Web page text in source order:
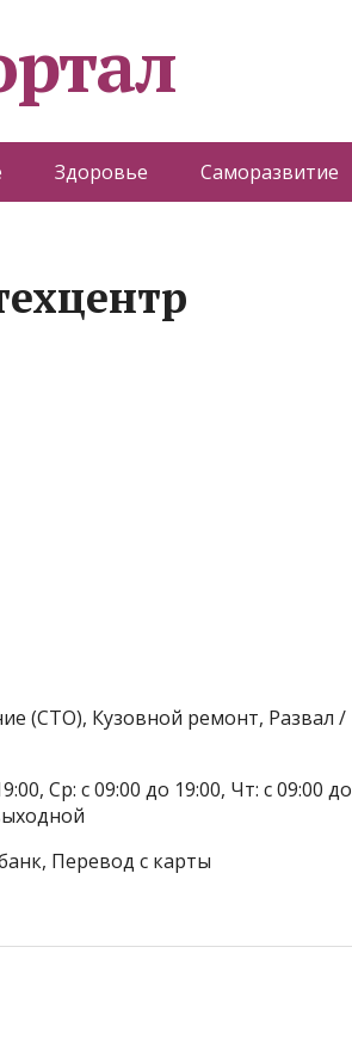
Здоровье Саморазвитие
(СТО), Кузовной ремонт, Развал /
Ср: с 09:00 до 19:00, Чт: с 09:00 до
Перевод с карты